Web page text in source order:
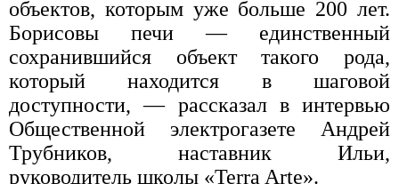
объектов, которым уже больше 200 лет.
Борисовы печи — единственный
сохранившийся объект такого рода,
который находится в шаговой
доступности, — рассказал в интервью
Общественной электрогазете Андрей
Трубников, наставник Ильи,
руководитель школы «Terra Arte».